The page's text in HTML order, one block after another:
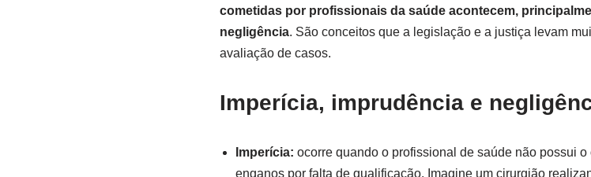
cometidas por profissionais da saúde acontecem,
negligência. São conceitos que a legislação e a justiça levam
avaliação de casos.
Imperícia, imprudência e
Imperícia: ocorre quando o profissional de saúde não possui
enganos por falta de qualificação. Imagine um cirurgião